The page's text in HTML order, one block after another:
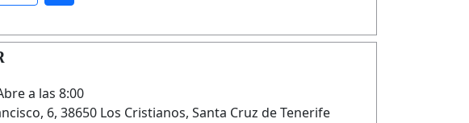
a las 8:00
6, 38650 Los Cristianos, Santa Cruz de Tenerife